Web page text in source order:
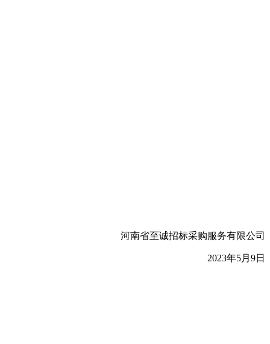
河南省至诚招标采购服务有限公司
2023年5月 9日